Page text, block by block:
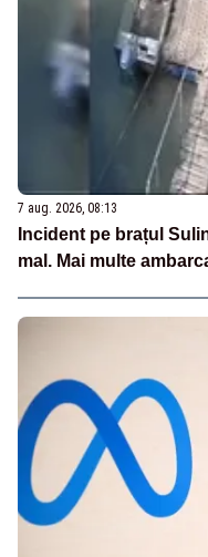
7 aug. 2026, 08:13
Incident pe brațul
mal. Mai multe